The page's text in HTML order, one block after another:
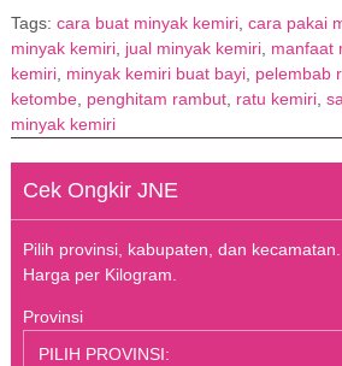
Tags: cara buat minyak kemiri, cara pakai
minyak kemiri, jual minyak kemiri, manfaat
kemiri, minyak kemiri buat bayi, pelembab
ketombe, penghitam rambut, ratu kemiri,
minyak kemiri
Cek Ongkir JNE
Pilih provinsi, kabupaten, dan kecamatan.
Harga per Kilogram.
Provinsi